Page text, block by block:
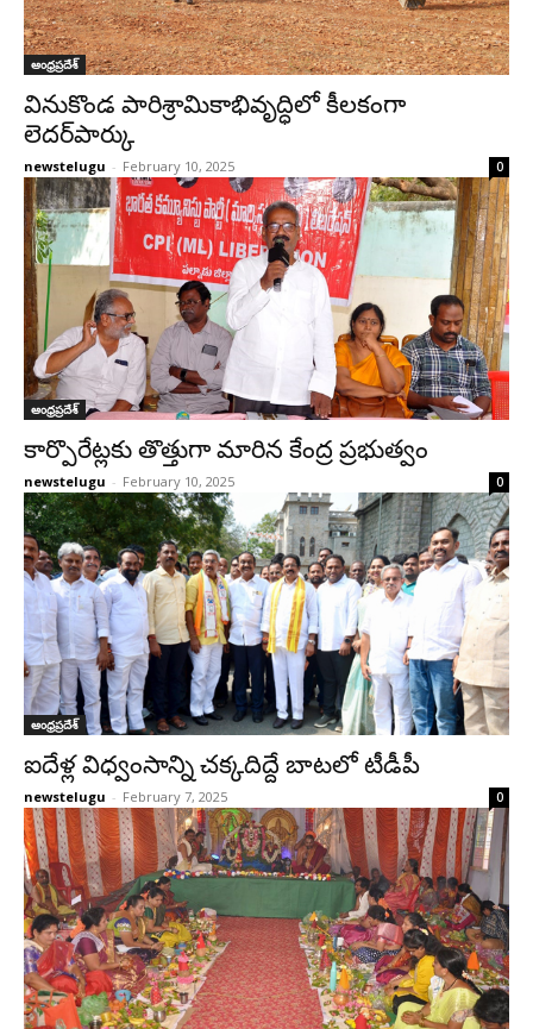
ఆంధ్రప్రదేశ్‌
వినుకొండ పారిశ్రామికాభివృద్ధిలో కీలకంగా
లెదర్‌పార్కు
newstelugu - February 10, 2025 0
ఆంధ్రప్రదేశ్‌
కార్పొరేట్ల‌కు తొత్తుగా మారిన కేంద్ర ప్ర‌భుత్వం
newstelugu - February 10, 2025 0
ఆంధ్రప్రదేశ్‌
ఐదేళ్ల విధ్వంసాన్ని చక్కదిద్దే బాటలో టీడీపీ
newstelugu - February 7, 2025 0